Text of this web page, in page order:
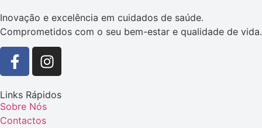
Inovação e excelência em cuidados de saúde.
Comprometidos com o seu bem-estar e qualidade de vida.
Links Rápidos
Sobre Nós
Contactos